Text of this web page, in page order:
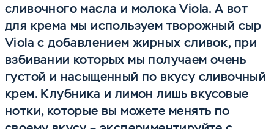
сливочного масла и молока Viola. А вот
для крема мы используем творожный сыр
Viola с добавлением жирных сливок, при
взбивании которых мы получаем очень
густой и насыщенный по вкусу сливочный
крем. Клубника и лимон лишь вкусовые
нотки, которые вы можете менять по